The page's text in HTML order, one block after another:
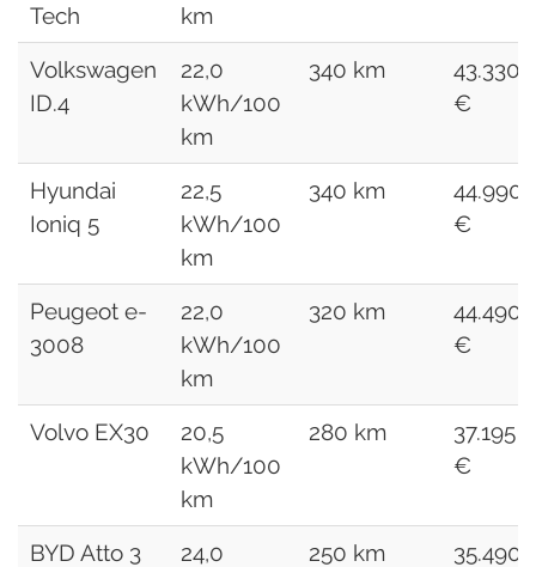
Tech
km
Volkswagen
ID.4
22,0
kWh/100
km
340 km
43.330
€
Hyundai
Ioniq 5
22,5
kWh/100
km
340 km
44.990
€
Peugeot e-
3008
22,0
kWh/100
km
320 km
44.490
€
Volvo EX30
20,5
kWh/100
km
280 km
37.195
€
BYD Atto 3
24,0
250 km
35.490